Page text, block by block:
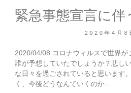
2020年4月8
2020/04/08 コロナウィルスで世界が
誰が予想していたでしょうか？悲し
な日々を過ごされていると思います
く、今後どうなんていくのか...